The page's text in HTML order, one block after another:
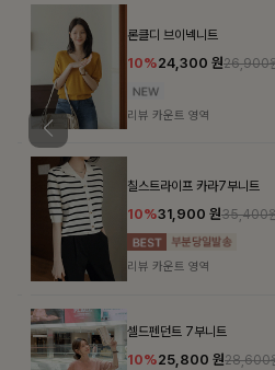
론클디 브이넥니트
10%24,300원 26,900원
리뷰 카운트 영역
칠스트라이프 카라7부니트
10%31,900원 35,400원
리뷰 카운트 영역
셀드펜던트 7부니트
10%25,800원 28,600원